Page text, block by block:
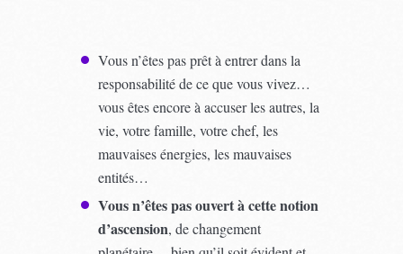
Vous n’êtes pas prêt à entrer dans la
responsabilité de ce que vous vivez…
vous êtes encore à accuser les autres, la
vie, votre famille, votre chef, les
mauvaises énergies, les mauvaises
entités…
Vous n’êtes pas ouvert à cette notion
d’ascension, de changement